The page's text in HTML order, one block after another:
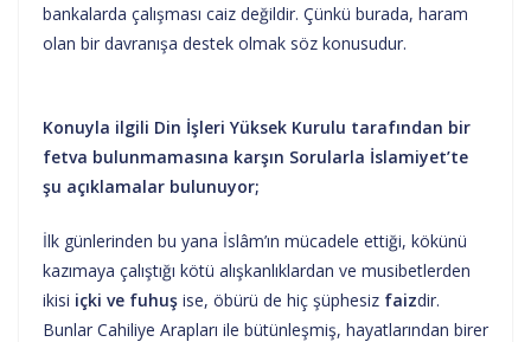
bankalarda çalışması caiz değildir. Çünkü burada, haram
olan bir davranışa destek olmak söz konusudur.
Konuyla ilgili Din İşleri Yüksek Kurulu tarafından bir
fetva bulunmamasına karşın Sorularla İslamiyet’te
şu açıklamalar bulunuyor;
İlk günlerinden bu yana İslâm’ın mücadele ettiği, kökünü
kazımaya çalıştığı kötü alışkanlıklardan ve musibetlerden
ikisi içki ve fuhuş ise, öbürü de hiç şüphesiz faizdir.
Bunlar Cahiliye Arapları ile bütünleşmiş, hayatlarından birer